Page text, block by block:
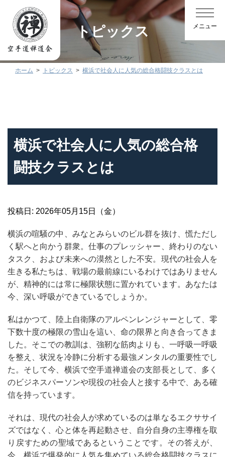
トピックス
ホーム トピックス 横浜で社会人に人気の総合格闘技クラスとは
横浜で社会人に人気の総合格
闘技クラスとは
投稿日: 2026年05月15日（金）
横浜の喧騒の中、みなとみらいのビル群を抜け、慌ただし
く駅へと向かう群衆。仕事のプレッシャー、終わりのない
タスク、および未来への漠然とした不安。現代の社会人を
生きる私たちは、戦場の最前線にいるわけではありません
が、精神的には常に極限状態に置かれています。あなたは
今、深い呼吸ができているでしょうか。
私はかつて、陸上自衛隊のアルペンレンジャーとして、零
下数十度の極限の雪山を這い、命の限界と向き合ってきま
した。そこでの教訓は、強靭な筋肉よりも、一呼吸一呼吸
を整え、状況を冷静に分析する最強メンタルの重要性でし
た。そして今、横浜で空手道禅道会の支部長として、多く
のビジネスパーソンや現役の社会人と接する中で、ある確
信を持っています。
それは、現代の社会人が求めているのは単なるエクササイ
ズではなく、心と体を再起動させ、自分自身の主導権を取
り戻すための聖域であるということです。その答えが、
今、横浜で爆発的に人気を集めている総合格闘技クラスに